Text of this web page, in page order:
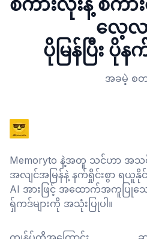
လေ့လ
ပိုမြန်ပြီး ပိုန
အခမဲ့ စတ
Memoryto နဲ့အတူ သင်ဟာ အသစ်
အလျင်အမြန်နဲ့ နက်ရှိုင်းစွာ ရယူနို
AI အားဖြင့် အထောက်အကူပြုသ
ရှ်ကဒ်များကို အသုံးပြုပါ။